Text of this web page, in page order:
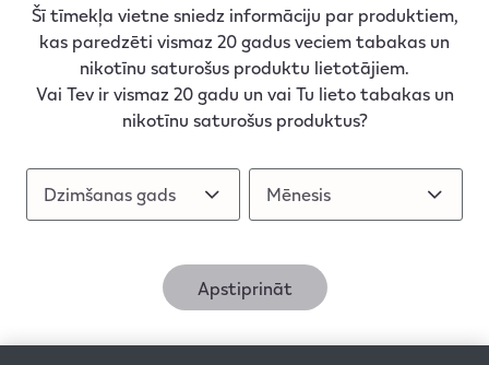
Šī tīmekļa vietne sniedz informāciju par produktiem,
kas paredzēti vismaz 20 gadus veciem tabakas un
nikotīnu saturošus produktu lietotājiem.
Vai Tev ir vismaz 20 gadu un vai Tu lieto tabakas un
nikotīnu saturošus produktus?
Dzimšanas gads
Dzimšanas gads Mēnesis
Mēnesis
Apstiprināt